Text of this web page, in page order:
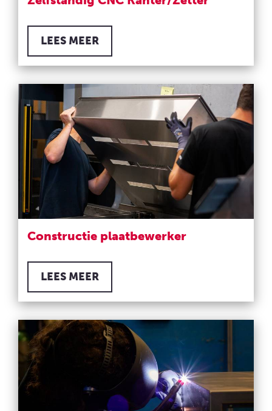
LEES MEER
Constructie plaatbewerker
LEES MEER